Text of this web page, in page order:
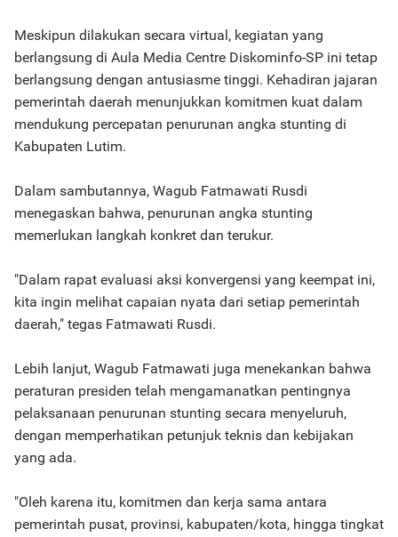
Meskipun dilakukan secara virtual, kegiatan yang
berlangsung di Aula Media Centre Diskominfo-SP ini tetap
berlangsung dengan antusiasme tinggi. Kehadiran jajaran
pemerintah daerah menunjukkan komitmen kuat dalam
mendukung percepatan penurunan angka stunting di
Kabupaten Lutim.
Dalam sambutannya, Wagub Fatmawati Rusdi
menegaskan bahwa, penurunan angka stunting
memerlukan langkah konkret dan terukur.
"Dalam rapat evaluasi aksi konvergensi yang keempat ini,
kita ingin melihat capaian nyata dari setiap pemerintah
daerah," tegas Fatmawati Rusdi.
Lebih lanjut, Wagub Fatmawati juga menekankan bahwa
peraturan presiden telah mengamanatkan pentingnya
pelaksanaan penurunan stunting secara menyeluruh,
dengan memperhatikan petunjuk teknis dan kebijakan
yang ada.
"Oleh karena itu, komitmen dan kerja sama antara
pemerintah pusat, provinsi, kabupaten/kota, hingga tingkat